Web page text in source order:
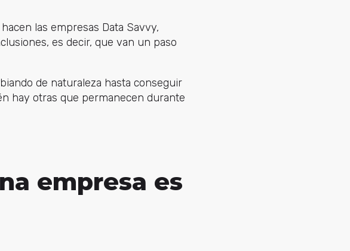
las empresas Data Savvy,
es decir, que van un paso
de naturaleza hasta conseguir
hay otras que permanecen durante
empresa es